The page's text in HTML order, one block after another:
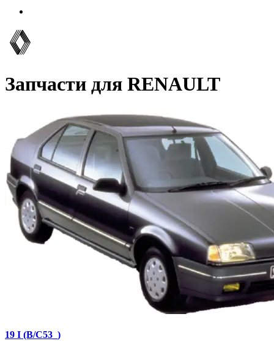
Запчасти для RENAULT
19 I (B/C53_)